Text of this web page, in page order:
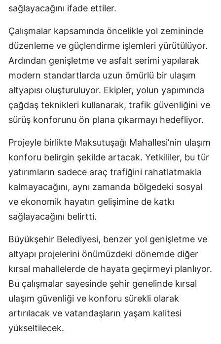
sağlayacağını ifade ettiler.
Çalışmalar kapsamında öncelikle yol zemininde
düzenleme ve güçlendirme işlemleri yürütülüyor.
Ardından genişletme ve asfalt serimi yapılarak
modern standartlarda uzun ömürlü bir ulaşım
altyapısı oluşturuluyor. Ekipler, yolun yapımında
çağdaş teknikleri kullanarak, trafik güvenliğini ve
sürüş konforunu ön plana çıkarmayı hedefliyor.
Projeyle birlikte Maksutuşağı Mahallesi’nin ulaşım
konforu belirgin şekilde artacak. Yetkililer, bu tür
yatırımların sadece araç trafiğini rahatlatmakla
kalmayacağını, aynı zamanda bölgedeki sosyal
ve ekonomik hayatın gelişimine de katkı
sağlayacağını belirtti.
Büyükşehir Belediyesi, benzer yol genişletme ve
altyapı projelerini önümüzdeki dönemde diğer
kırsal mahallelerde de hayata geçirmeyi planlıyor.
Bu çalışmalar sayesinde şehir genelinde kırsal
ulaşım güvenliği ve konforu sürekli olarak
artırılacak ve vatandaşların yaşam kalitesi
yükseltilecek.